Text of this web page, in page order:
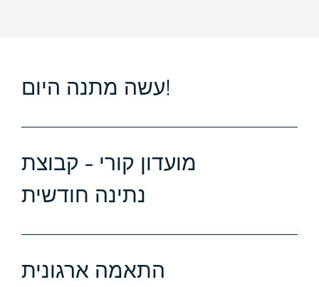
עשה מתנה היום!
מועדון קורי - קבוצת
נתינה חודשית
התאמה ארגונית